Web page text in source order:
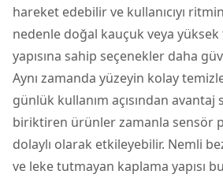
hareket edebilir ve kullanıcıyı
nedenle doğal kauçuk veya
yapısına sahip seçenekler daha
Aynı zamanda yüzeyin kolay
günlük kullanım açısından avantaj
biriktiren ürünler zamanla sensör
dolaylı olarak etkileyebilir. Nemli
ve leke tutmayan kaplama yapısı